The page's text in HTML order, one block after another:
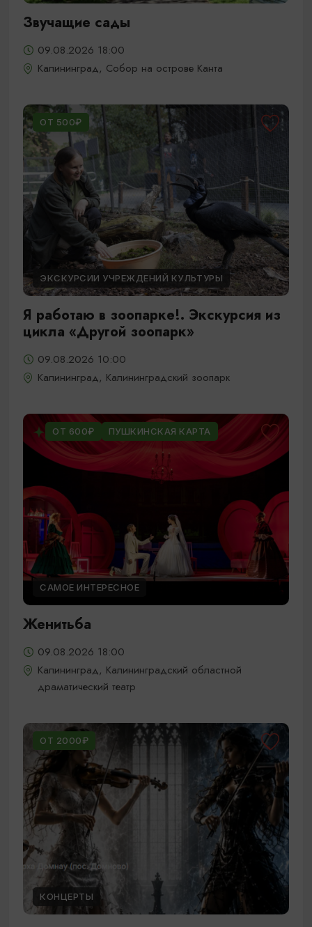
Звучащие сады
09.08.2026 18:00
Калининград, Собор на острове Канта
ОТ 500₽
ЭКСКУРСИИ УЧРЕЖДЕНИЙ КУЛЬТУРЫ
Я работаю в зоопарке!. Экскурсия из
цикла «Другой зоопарк»
09.08.2026 10:00
Калининград, Калининградский зоопарк
ОТ 600₽ ПУШКИНСКАЯ КАРТА
САМОЕ ИНТЕРЕСНОЕ
Женитьба
09.08.2026 18:00
Калининград, Калининградский областной
драматический театр
ОТ 2000₽
КОНЦЕРТЫ